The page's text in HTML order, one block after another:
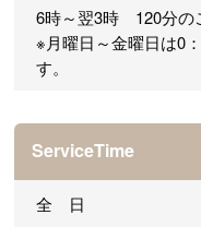
6時～翌3時 120分の
※月曜日～金曜日は0
す。
ServiceTime
全 日